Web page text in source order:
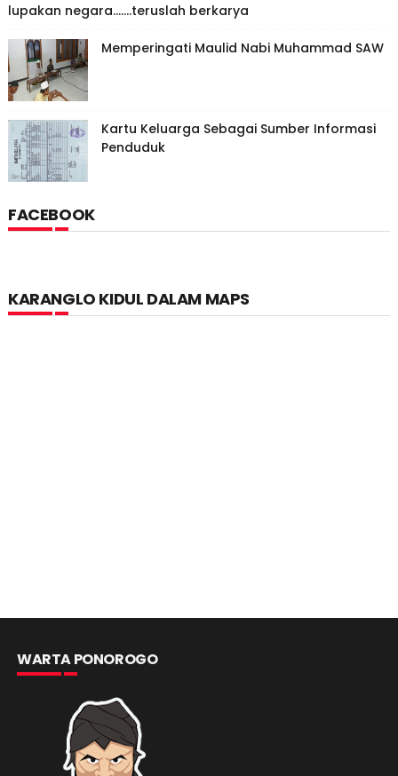
lupakan negara.......teruslah berkarya
Memperingati Maulid Nabi Muhammad SAW
Kartu Keluarga Sebagai Sumber Informasi
Penduduk
FACEBOOK
KARANGLO KIDUL DALAM MAPS
WARTA PONOROGO